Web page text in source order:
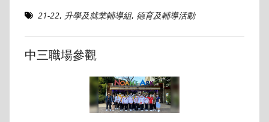
21-22, 升學及就業輔導組, 德育及輔導活動
中三職場參觀